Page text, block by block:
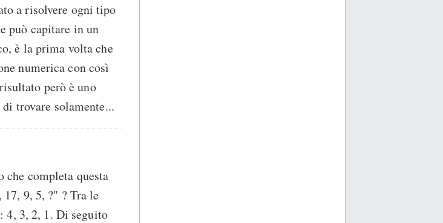
a risolvere ogni tipo
può capitare in un
è la prima volta che
numerica con così
però è uno
trovare solamente...
completa questa
9, 5, ?" ? Tra le
3, 2, 1. Di seguito